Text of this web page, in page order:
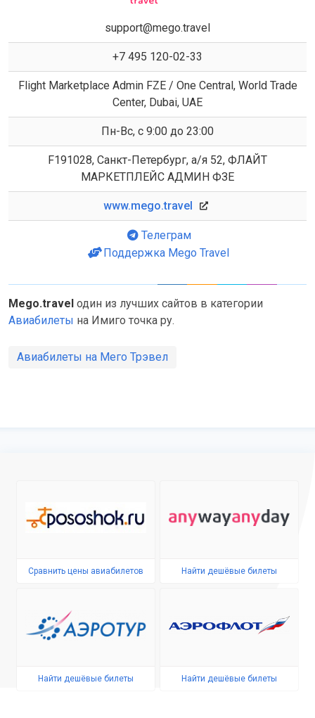
support@mego.travel
+7 495 120-02-33
Flight Marketplace Admin FZE / One Central, World Trade
Center, Dubai, UAE
Пн-Вс, с 9:00 до 23:00
F191028, Санкт-Петербург, а/я 52, ФЛАЙТ
МАРКЕТПЛЕЙС АДМИН ФЗЕ
www.mego.travel
Телеграм
Поддержка Mego Travel
Mego.travel один из лучших сайтов в категории
Авиабилеты на Имиго точка ру.
Авиабилеты на Мего Трэвел
Сравнить цены авиабилетов Найти дешёвые билеты
Найти дешёвые билеты Найти дешёвые билеты